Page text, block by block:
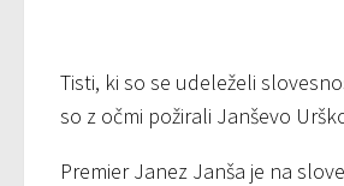
Tisti, ki so se udeleželi
so z očmi požirali Janševo
Premier Janez Janša je na